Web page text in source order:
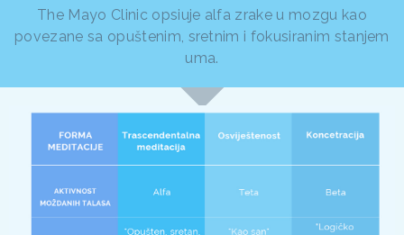
The Mayo Clinic opsiuje alfa zrake u mozgu kao
povezane sa opuštenim, sretnim i fokusiranim stanjem
uma.